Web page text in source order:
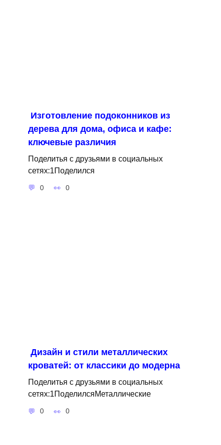
Изготовление подоконников из
дерева для дома, офиса и кафе:
ключевые различия
Поделитья с друзьями в социальных
сетях:1Поделился
0 0
Дизайн и стили металлических
кроватей: от классики до модерна
Поделитья с друзьями в социальных
сетях:1ПоделилсяМеталлические
0 0